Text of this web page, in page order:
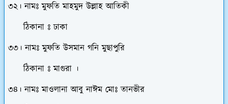
৩২। নামঃ মুফতি মাহমুদ উল্লাহ আতিকী
ঠিকানা ঃ ঢাকা
৩৩। নামঃ মুফতি উসমান গনি মুছাপুরি
ঠিকানা ঃ মাগুরা ।
৩৪। নামঃ মাওলানা আবু নাঈম মোঃ তানভীর